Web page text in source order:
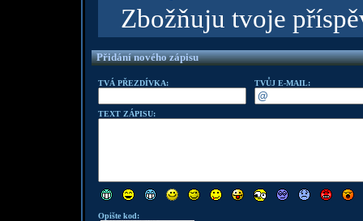
Zbožňuju tvoje
Přidání nového zápisu
TVÁ PŘEZDÍVKA: TVŮJ E-MAIL:
TEXT ZÁPISU:
Opište kod: